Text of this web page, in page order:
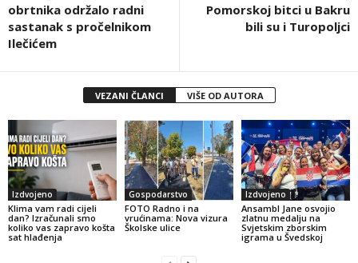
obrtnika održalo radni
sastanak s pročelnikom
Ilečićem
Pomorskoj bitci u Bakru
bili su i Turopoljci
VEZANI ČLANCI VIŠE OD AUTORA
Izdvojeno
Klima vam radi cijeli
dan? Izračunali smo
koliko vas zapravo košta
sat hlađenja
Gospodarstvo
FOTO Radno i na
vrućinama: Nova vizura
Školske ulice
Izdvojeno
Ansambl Jane osvojio
zlatnu medalju na
Svjetskim zborskim
igrama u Švedskoj